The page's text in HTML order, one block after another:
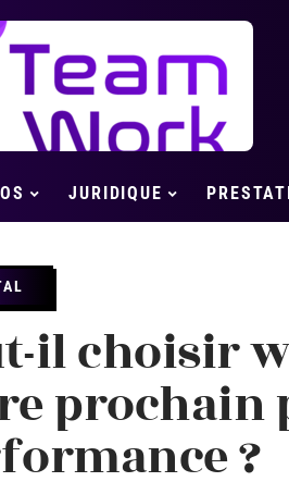
JURIDIQUE
il choisir
prochain
?